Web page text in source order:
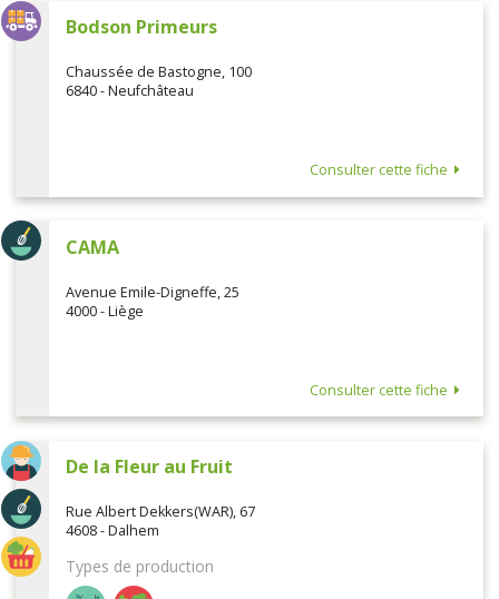
Bodson Primeurs
Chaussée de Bastogne, 100
6840 - Neufchâteau
Consulter cette fiche
CAMA
Avenue Emile-Digneffe, 25
4000 - Liège
Consulter cette fiche
De la Fleur au Fruit
Rue Albert Dekkers(WAR), 67
4608 - Dalhem
Types de production